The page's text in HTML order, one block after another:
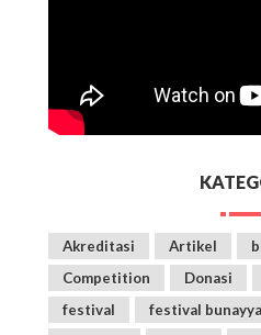
Akreditasi Artikel
Competition
Donasi
festival
festival bunayya